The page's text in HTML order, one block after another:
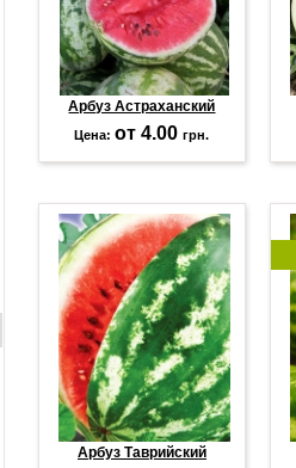
Арбуз Астраханский
Цена:от 4.00грн.
Арбуз Таврийский